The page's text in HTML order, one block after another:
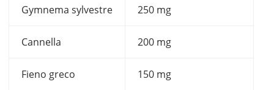
Gymnema sylvestre 250 mg
Cannella 200 mg
Fieno greco 150 mg